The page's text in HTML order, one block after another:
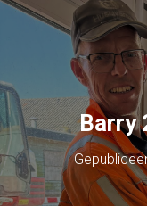
Barry